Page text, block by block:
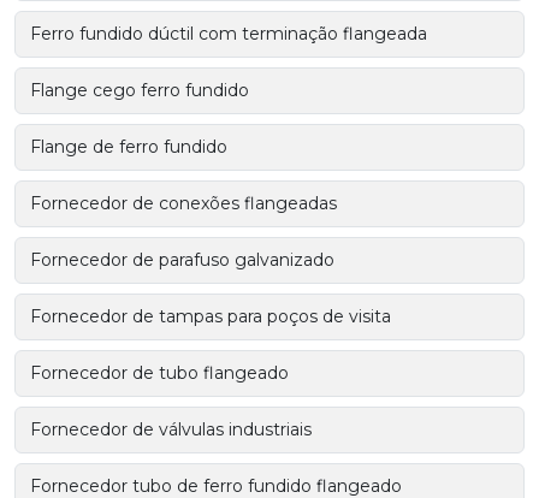
Ferro fundido dúctil com terminação flangeada
Flange cego ferro fundido
Flange de ferro fundido
Fornecedor de conexões flangeadas
Fornecedor de parafuso galvanizado
Fornecedor de tampas para poços de visita
Fornecedor de tubo flangeado
Fornecedor de válvulas industriais
Fornecedor tubo de ferro fundido flangeado